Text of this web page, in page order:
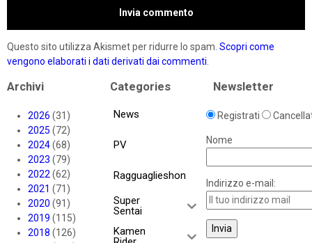
Questo sito utilizza Akismet per ridurre lo spam. Scopri come
vengono elaborati i dati derivati dai commenti.
Archivi
2026 (31)
2025 (72)
2024(68)
2023 (79)
2022(62)
2021 (71)
2020 (91)
2019 (115)
2018 (126)
Categories
News
PV
Ragguaglieshon
Super
Sentai
Kamen
Newsletter
Registrati
Nome
Indirizzo e-mail: